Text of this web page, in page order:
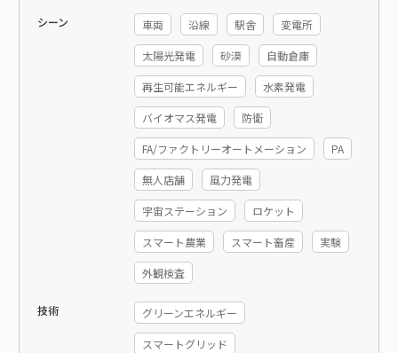
シーン 車両 沿線 駅舎 変電所
太陽光発電 砂漠 自動倉庫
再生可能エネルギー 水素発電
バイオマス発電 防衛
FA/ファクトリーオートメーション PA
無人店舗 風力発電
宇宙ステーション ロケット
スマート農業 スマート畜産 実験
外観検査
技術 グリーンエネルギー
スマートグリッド